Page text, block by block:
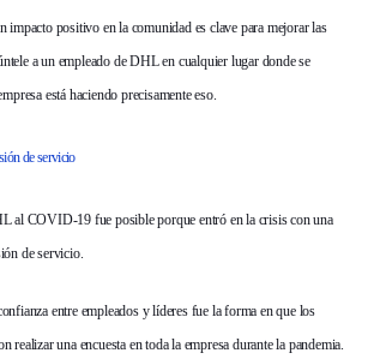
impacto positivo en la comunidad es clave para mejorar las
a un empleado de DHL en cualquier lugar donde se
está haciendo precisamente eso.
de servicio
al COVID-19 fue posible porque entró en la crisis con una
de servicio.
entre empleados y líderes fue la forma en que los
realizar una encuesta en toda la empresa durante la pandemia.